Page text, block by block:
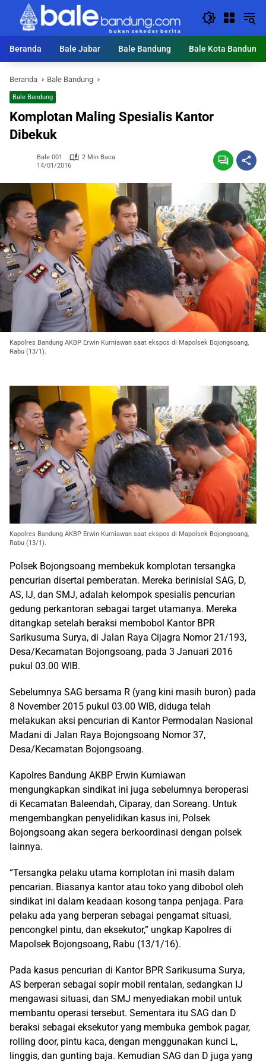
Langsung
konten
Beranda
Bale Jabar Bale Bandung Bale Kota Bandung
Beranda Bale Bandung
Bale Bandung
Komplotan Maling Spesialis Kantor
Dibekuk
Bale 001
2 Min Baca
14/01/2016
Kapolres Bandung AKBP Erwin Kurniawan saat ekspos di Mapolsek Bojongsoang,
Rabu (13/1).
Kapolres Bandung AKBP Erwin Kurniawan saat ekspos di Mapolsek Bojongsoang,
Rabu (13/1).
Polsek Bojongsoang membekuk komplotan tersangka
pencurian disertai pemberatan. Mereka berinisial SAG, D,
AS, IJ, dan SMJ, adalah kelompok spesialis pencurian
gedung perkantoran sebagai target utamanya. Mereka
ditangkap setelah beraksi membobol Kantor BPR
Sarikusuma Surya, di Jalan Raya Cijagra Nomor 21/193,
Desa/Kecamatan Bojongsoang, pada 3 Januari 2016
pukul 03.00 WIB.
Sebelumnya SAG bersama R (yang kini masih buron) pada
8 November 2015 pukul 03.00 WIB, diduga telah
melakukan aksi pencurian di Kantor Permodalan Nasional
Madani di Jalan Raya Bojongsoang Nomor 37,
Desa/Kecamatan Bojongsoang.
Kapolres Bandung AKBP Erwin Kurniawan
mengungkapkan sindikat ini juga sebelumnya beroperasi
di Kecamatan Baleendah, Ciparay, dan Soreang. Untuk
mengembangkan penyelidikan kasus ini, Polsek
Bojongsoang akan segera berkoordinasi dengan polsek
lainnya.
“Tersangka pelaku utama komplotan ini masih dalam
pencarian. Biasanya kantor atau toko yang dibobol oleh
sindikat ini dalam keadaan kosong tanpa penjaga. Para
pelaku ada yang berperan sebagai pengamat situasi,
pencongkel pintu, dan eksekutor,” ungkap Kapolres di
Mapolsek Bojongsoang, Rabu (13/1/16).
Pada kasus pencurian di Kantor BPR Sarikusuma Surya,
AS berperan sebagai sopir mobil rentalan, sedangkan IJ
mengawasi situasi, dan SMJ menyediakan mobil untuk
membantu operasi tersebut. Sementara itu SAG dan D
beraksi sebagai eksekutor yang membuka gembok pagar,
rolling door, pintu kaca, dengan menggunakan kunci L,
linggis, dan gunting baja. Kemudian SAG dan D juga yang